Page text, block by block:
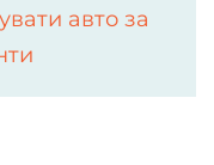
авто за